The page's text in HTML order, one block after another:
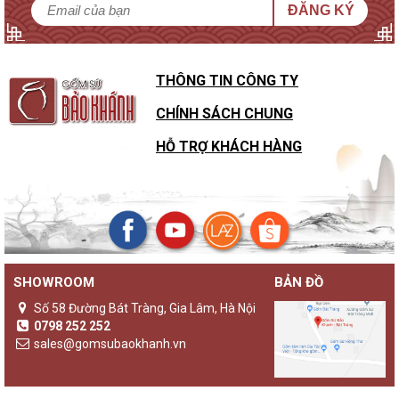
Sự khác biệt của đèn gốm Bảo Khánh với các loại đèn ngủ
khác
Không chỉ là một sản phẩm đèn ngủ thông thường,đèn gốm
Bảo Khánhluôn là những sản phẩm độc bản, lưu giữ giá trị
truyền thống và nghệ thuật được ve vuốt trên tường đường
cong nét vẽ.
ĐĂNG KÝ
THÔNG TIN CÔNG TY
CHÍNH SÁCH CHUNG
HỖ TRỢ KHÁCH HÀNG
SHOWROOM
Số 58 Đường Bát Tràng, Gia Lâm, Hà Nội
0798 252 252
sales@gomsubaokhanh.vn
BẢN ĐỒ